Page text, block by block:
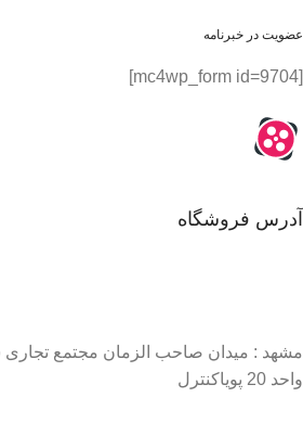
عضویت در خبرنامه
[mc4wp_form id=9704]
آدرس فروشگاه
مشهد : میدان صاحب الزمان مجتمع
واحد 20 پویاکنترل